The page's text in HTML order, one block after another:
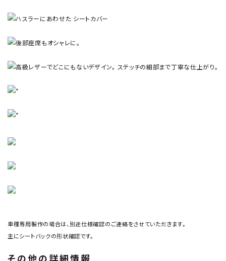
車種専用製作の場合は、別途仕様確認のご連絡をさせていただきます。
主にシートバックの形状確認です。
その他の詳細情報